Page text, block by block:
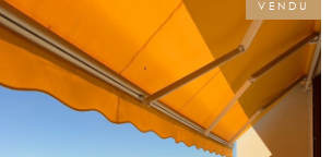
gaz ni électrique (la
neuve- 11/2022). Charges
€. (Dont 51,20 € fonds
Chauffage individuel. 40 lots.
très aisé au pied de l'entrée.
la proximité de la ville,
et la tranquillité font de ce
VENDU